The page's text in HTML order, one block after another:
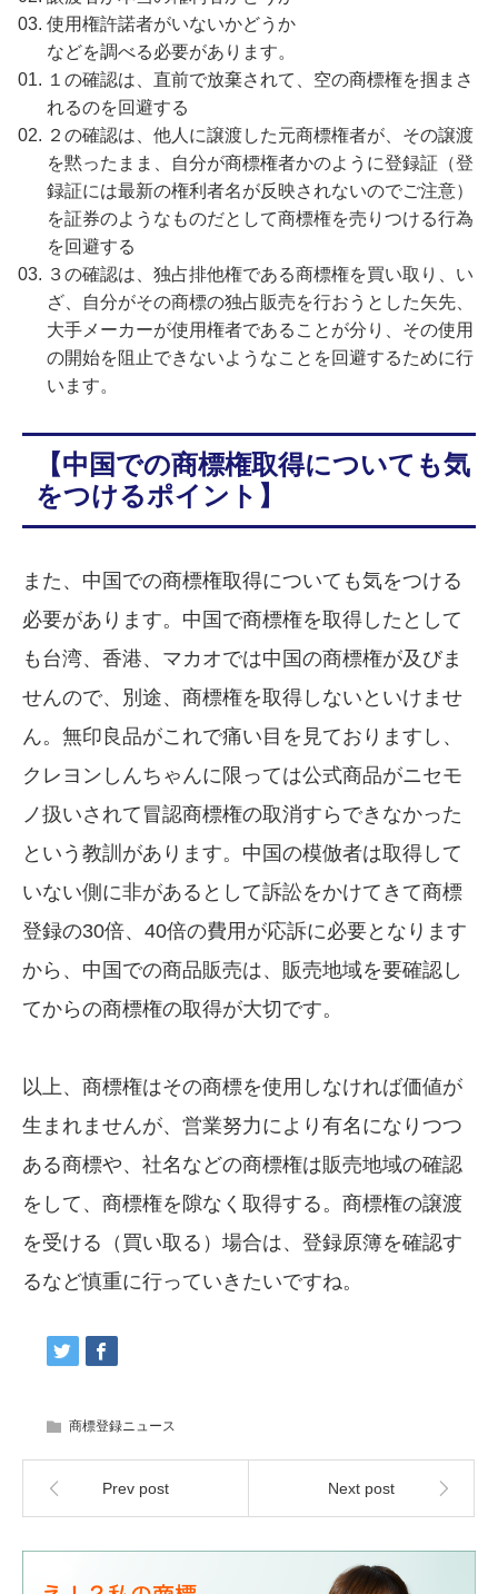
使用権許諾者がいないかどうか
などを調べる必要があります。
１の確認は、直前で放棄されて、空の商標権を掴まさ
れるのを回避する
２の確認は、他人に譲渡した元商標権者が、その譲渡
を黙ったまま、自分が商標権者かのように登録証（登
録証には最新の権利者名が反映されないのでご注意）
を証券のようなものだとして商標権を売りつける行為
を回避する
３の確認は、独占排他権である商標権を買い取り、い
ざ、自分がその商標の独占販売を行おうとした矢先、
大手メーカーが使用権者であることが分り、その使用
の開始を阻止できないようなことを回避するために行
います。
【中国での商標権取得についても気
をつけるポイント】
また、中国での商標権取得についても気をつける
必要があります。中国で商標権を取得したとして
も台湾、香港、マカオでは中国の商標権が及びま
せんので、別途、商標権を取得しないといけませ
ん。無印良品がこれで痛い目を見ておりますし、
クレヨンしんちゃんに限っては公式商品がニセモ
ノ扱いされて冒認商標権の取消すらできなかった
という教訓があります。中国の模倣者は取得して
いない側に非があるとして訴訟をかけてきて商標
登録の30倍、40倍の費用が応訴に必要となります
から、中国での商品販売は、販売地域を要確認し
てからの商標権の取得が大切です。
以上、商標権はその商標を使用しなければ価値が
生まれませんが、営業努力により有名になりつつ
ある商標や、社名などの商標権は販売地域の確認
をして、商標権を隙なく取得する。商標権の譲渡
を受ける（買い取る）場合は、登録原簿を確認す
るなど慎重に行っていきたいですね。
商標登録ニュース
Prev post Next post